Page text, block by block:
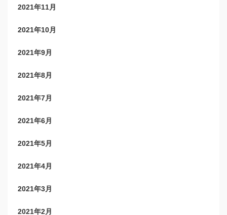
2021年11月
2021年10月
2021年9月
2021年8月
2021年7月
2021年6月
2021年5月
2021年4月
2021年3月
2021年2月